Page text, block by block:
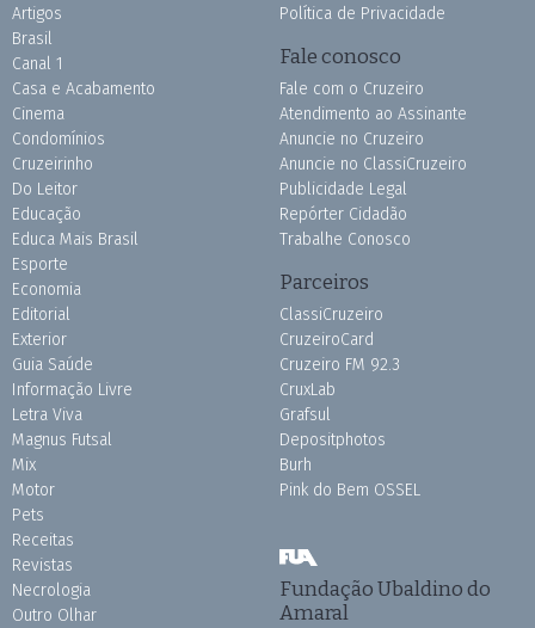
Artigos
Brasil
Canal 1
Casa e Acabamento
Cinema
Condomínios
Cruzeirinho
Do Leitor
Educação
Educa Mais Brasil
Esporte
Economia
Editorial
Exterior
Guia Saúde
Informação Livre
Letra Viva
Magnus Futsal
Mix
Motor
Pets
Receitas
Revistas
Necrologia
Outro Olhar
Política de Privacidade
Fale conosco
Fale com o Cruzeiro
Atendimento ao Assinante
Anuncie no Cruzeiro
Anuncie no ClassiCruzeiro
Publicidade Legal
Repórter Cidadão
Trabalhe Conosco
Parceiros
ClassiCruzeiro
CruzeiroCard
Cruzeiro FM 92.3
CruxLab
Grafsul
Depositphotos
Burh
Pink do Bem OSSEL
Fundação Ubaldino do
Amaral